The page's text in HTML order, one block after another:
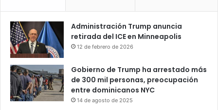
Administración Trump anuncia
retirada del ICE en Minneapolis
12 de febrero de 2026
Gobierno de Trump ha arrestado más
de 300 mil personas, preocupación
entre dominicanos NYC
14 de agosto de 2025